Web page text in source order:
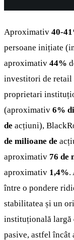
Aproximativ 40-
persoane inițiate
aproximativ 44%
investitori de
proprietari
(aproximativ 6%
de acțiuni),
de milioane de
aproximativ 76 de
aproximativ 1,4%.
între o pondere
stabilitatea și un
instituțională largă
pasive, astfel